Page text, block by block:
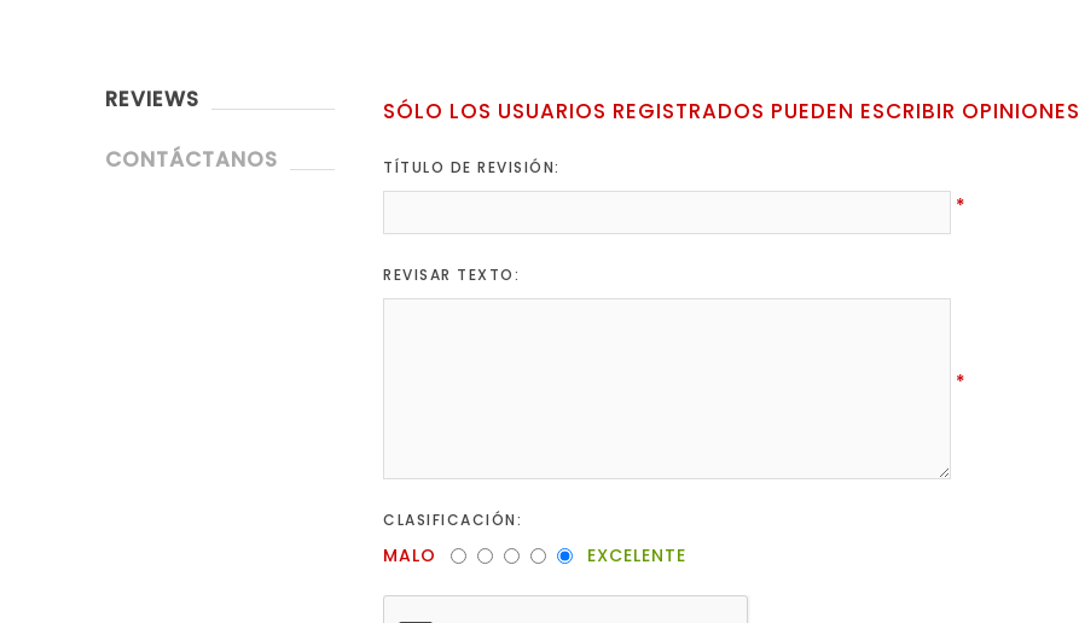
REVIEWS
CONTÁCTANOS
SÓLO LOS USUARIOS REGISTRADOS PUEDEN ESCRIBIR OPINIONES
TÍTULO DE REVISIÓN:
*
REVISAR TEXTO:
*
CLASIFICACIÓN:
MALO EXCELENTE